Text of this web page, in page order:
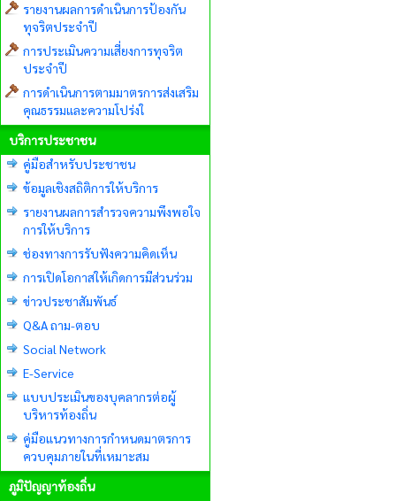
รายงานผลการดำเนินการป้องกัน
ทุจริตประจำปี
การประเมินความเสี่ยงการทุจริต
ประจำปี
การดำเนินการตามมาตรการส่งเสริม
คุณธรรมและความโปร่งใ
บริการประชาชน
คู่มือสำหรับประชาชน
ข้อมูลเชิงสถิติการให้บริการ
รายงานผลการสำรวจความพึงพอใจ
การให้บริการ
ช่องทางการรับฟังความคิดเห็น
การเปิดโอกาสให้เกิดการมีส่วนร่วม
ข่าวประชาสัมพันธ์
Q&A ถาม-ตอบ
Social Network
E-Service
แบบประเมินของบุคลากรต่อผู้
บริหารท้องถิ่น
คู่มือแนวทางการกำหนดมาตรการ
ควบคุมภายในที่เหมาะสม
ภูมิปัญญาท้องถิ่น